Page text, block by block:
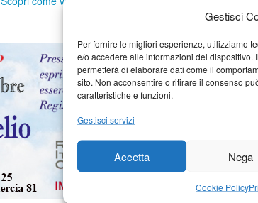
Gestisci
Per fornire le migliori esperienze, utilizziamo
e/o accedere alle informazioni del dispositivo.
permetterà di elaborare dati come il
sito. Non acconsentire o ritirare il consenso
caratteristiche e funzioni.
Gestisci servizi
Accetta Nega
Cookie Policy